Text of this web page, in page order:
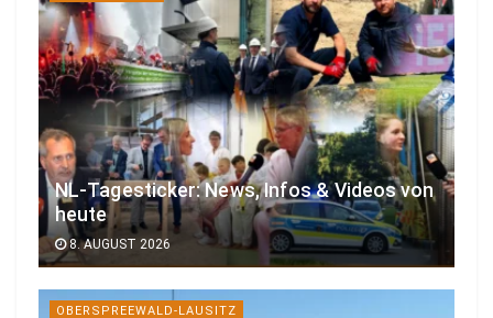
NL-Tagesticker: News, Infos & Videos von
heute
8. AUGUST 2026
OBERSPREEWALD-LAUSITZ